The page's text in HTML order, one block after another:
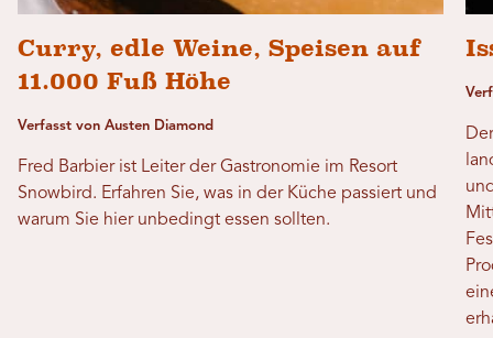
Curry, edle Weine, Speisen auf
11.000 Fuß Höhe
Verfasst von Austen Diamond
Fred Barbier ist Leiter der Gastronomie im Resort
Snowbird. Erfahren Sie, was in der Küche passiert und
warum Sie hier unbedingt essen sollten.